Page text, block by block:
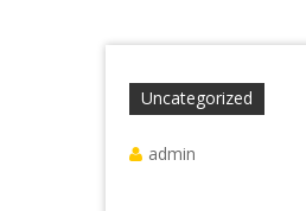
Uncategorized
admin